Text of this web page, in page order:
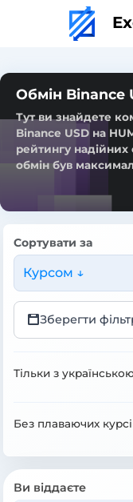
Обмін Binance
Тут ви знайдете
Binance USD на
рейтингу
обмін був
Сортувати за
Курсом ↓
Зберегти
Тільки з
Без плаваючих
Ви віддаєте